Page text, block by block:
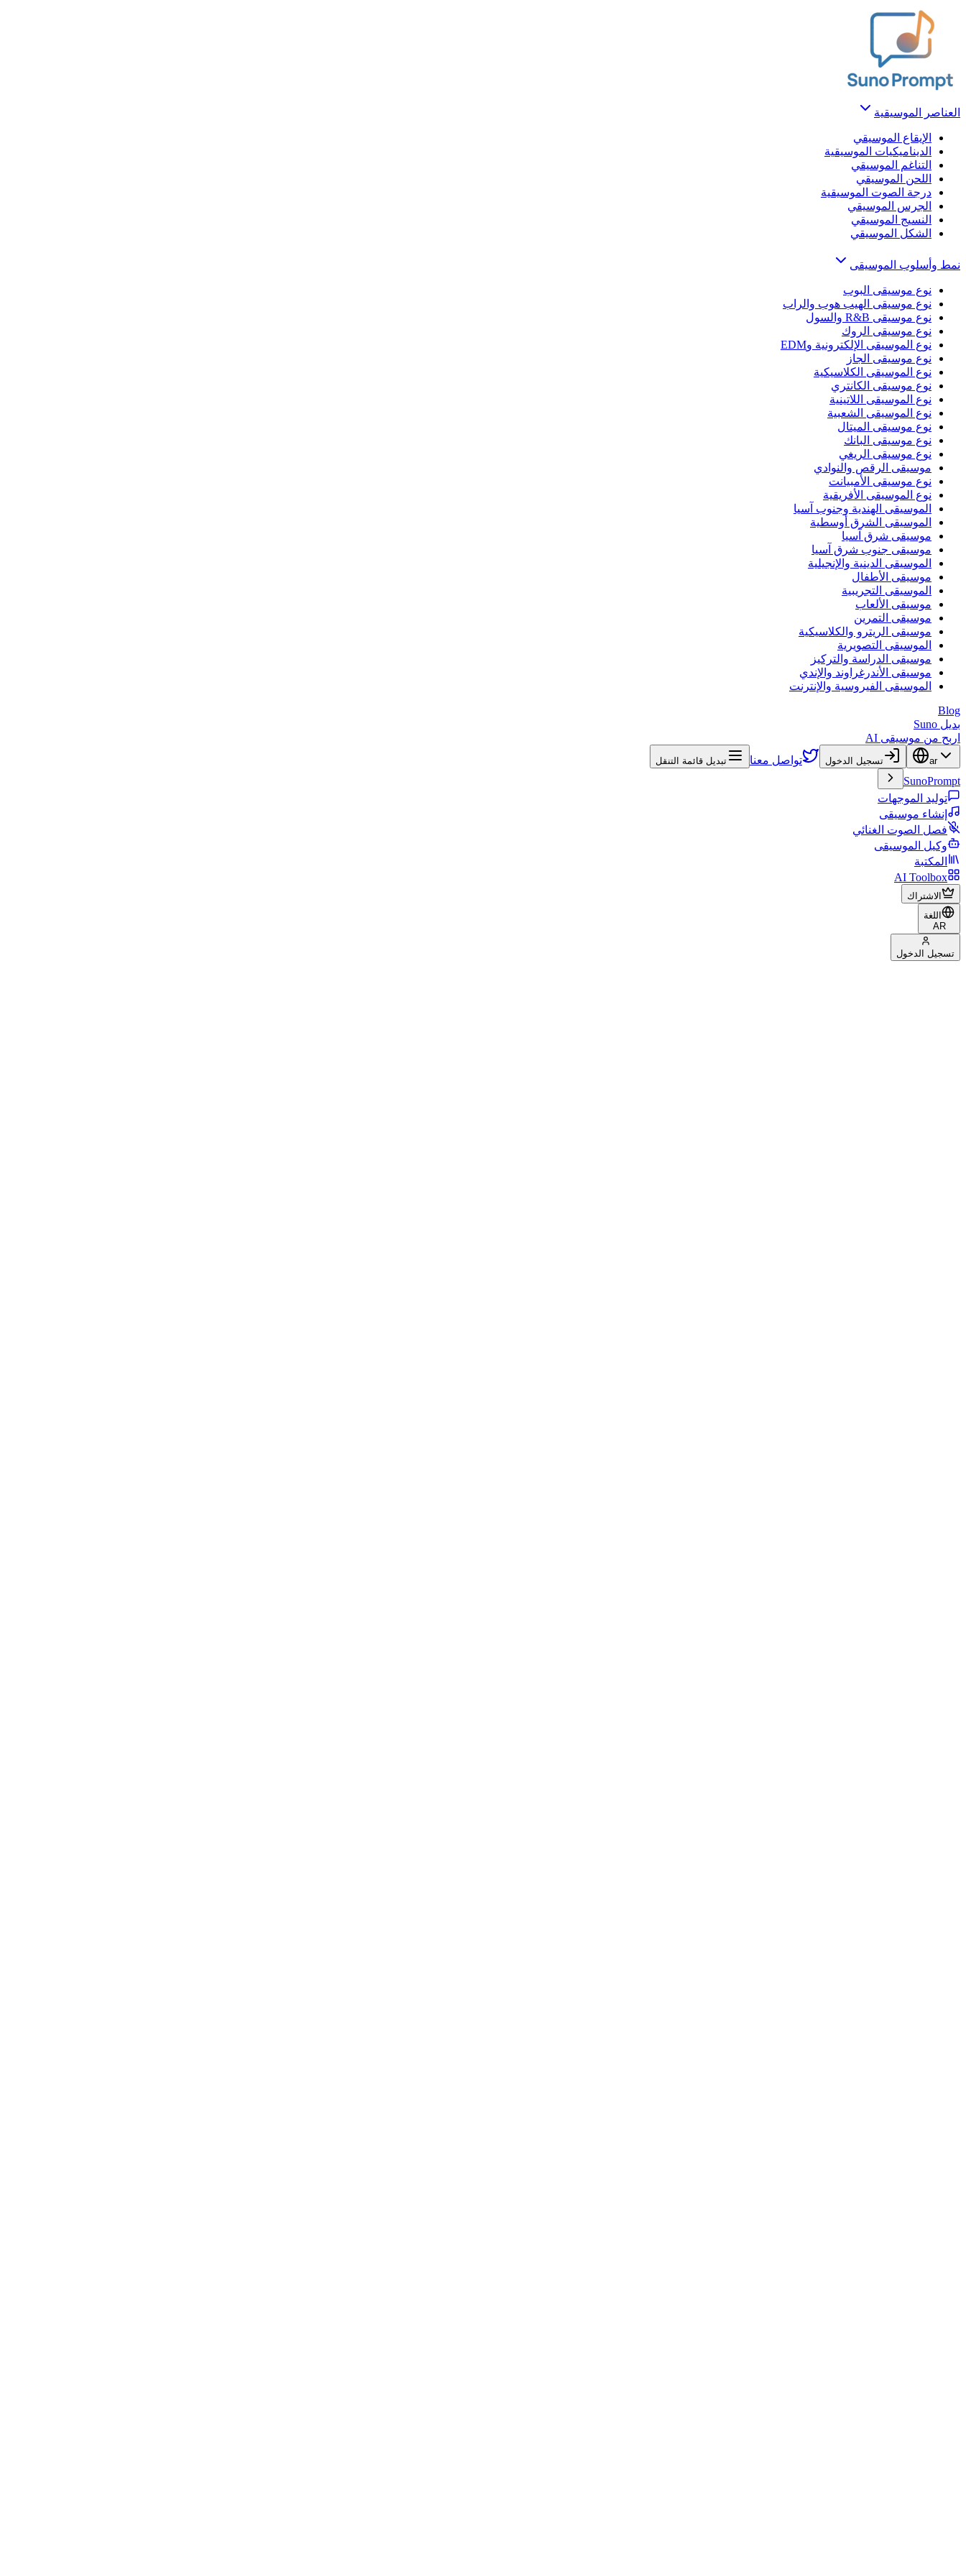
العناصر الموسيقية
الإيقاع الموسيقي
الديناميكيات الموسيقية
التناغم الموسيقي
اللحن الموسيقي
درجة الصوت الموسيقية
الجرس الموسيقي
النسيج الموسيقي
الشكل الموسيقي
نمط وأسلوب الموسيقى
نوع موسيقى البوب
نوع موسيقى الهيب هوب والراب
نوع موسيقى R&B والسول
نوع موسيقى الروك
نوع الموسيقى الإلكترونية وEDM
نوع موسيقى الجاز
نوع الموسيقى الكلاسيكية
نوع موسيقى الكانتري
نوع الموسيقى اللاتينية
نوع الموسيقى الشعبية
نوع موسيقى الميتال
نوع موسيقى البانك
نوع موسيقى الريغي
موسيقى الرقص والنوادي
نوع موسيقى الأمبيانت
نوع الموسيقى الأفريقية
الموسيقى الهندية وجنوب آسيا
الموسيقى الشرق أوسطية
موسيقى شرق آسيا
موسيقى جنوب شرق آسيا
الموسيقى الدينية والإنجيلية
موسيقى الأطفال
الموسيقى التجريبية
موسيقى الألعاب
موسيقى التمرين
موسيقى الريترو والكلاسيكية
الموسيقى التصويرية
موسيقى الدراسة والتركيز
موسيقى الأندرغراوند والإندي
الموسيقى الفيروسية والإنترنت
Blog
بديل Suno
اربح من موسيقى AI
ar تسجيل الدخول تواصل معنا تبديل قائمة التنقل
SunoPrompt
توليد الموجهات
إنشاء موسيقى
فصل الصوت الغنائي
وكيل الموسيقى
المكتبة
AI Toolbox
الاشتراك
اللغة
AR
تسجيل الدخول